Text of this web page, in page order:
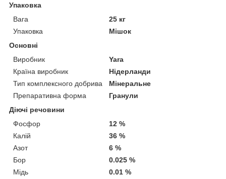
Упаковка
Вага
25 кг
Упаковка
Мішок
Основні
Виробник
Yara
Країна виробник
Нідерланди
Тип комплексного добрива
Мінеральне
Препаративна форма
Гранули
Діючі речовини
Фосфор
12 %
Калій
36 %
Азот
6 %
Бор
0.025 %
Мідь
0.01 %